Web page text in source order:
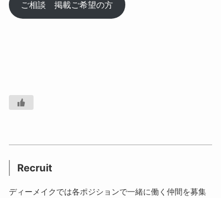
ご相談 掲載ご希望の方
Recruit
ディーメイクでは各ポジションで一緒に働く仲間を募集